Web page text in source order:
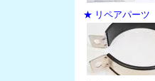
★ リペアパーツ